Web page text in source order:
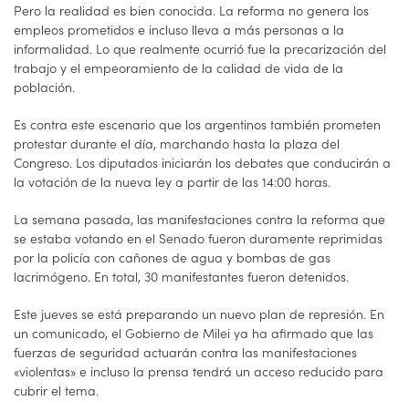
Pero la realidad es bien conocida. La reforma no genera los
empleos prometidos e incluso lleva a más personas a la
informalidad. Lo que realmente ocurrió fue la precarización del
trabajo y el empeoramiento de la calidad de vida de la
población.
Es contra este escenario que los argentinos también prometen
protestar durante el día, marchando hasta la plaza del
Congreso. Los diputados iniciarán los debates que conducirán a
la votación de la nueva ley a partir de las 14:00 horas.
La semana pasada, las manifestaciones contra la reforma que
se estaba votando en el Senado fueron duramente reprimidas
por la policía con cañones de agua y bombas de gas
lacrimógeno. En total, 30 manifestantes fueron detenidos.
Este jueves se está preparando un nuevo plan de represión. En
un comunicado, el Gobierno de Milei ya ha afirmado que las
fuerzas de seguridad actuarán contra las manifestaciones
«violentas» e incluso la prensa tendrá un acceso reducido para
cubrir el tema.